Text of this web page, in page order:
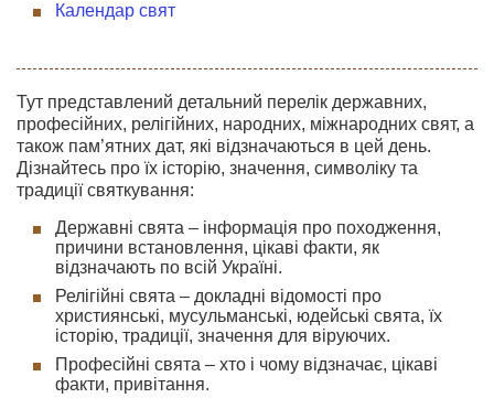
Календар свят
Тут представлений детальний перелік державних,
професійних, релігійних, народних, міжнародних свят, а
також пам’ятних дат, які відзначаються в цей день.
Дізнайтесь про їх історію, значення, символіку та
традиції святкування:
Державні свята – інформація про походження,
причини встановлення, цікаві факти, як
відзначають по всій Україні.
Релігійні свята – докладні відомості про
християнські, мусульманські, юдейські свята, їх
історію, традиції, значення для віруючих.
Професійні свята – хто і чому відзначає, цікаві
факти, привітання.